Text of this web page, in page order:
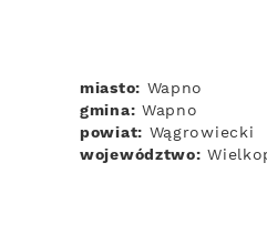
miasto: Wapno
gmina: Wapno
powiat: Wągrowiecki
województwo: